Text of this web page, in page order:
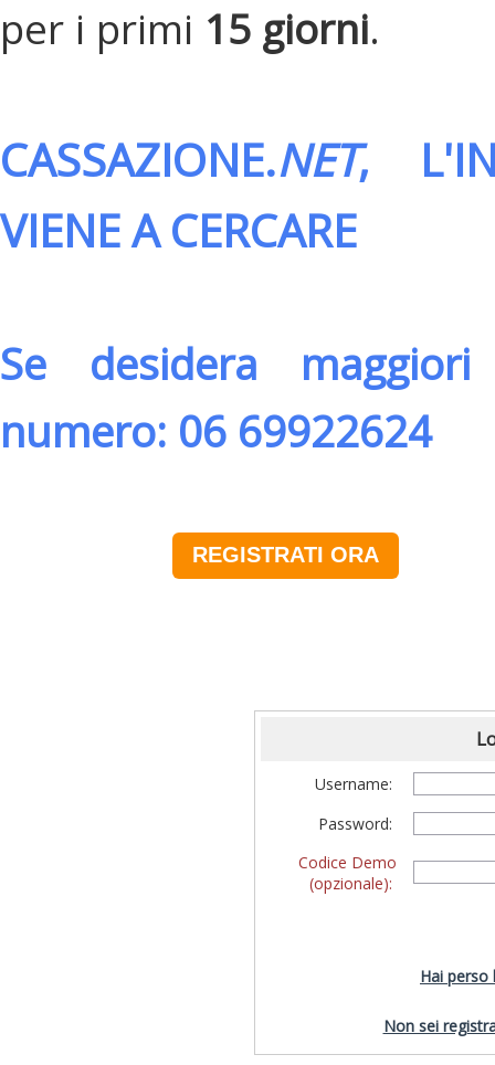
per i primi 15 giorni.
CASSAZIONE.NET,
VIENE A CERCARE
Se desidera
numero: 06 69922624
REGISTRATI ORA
Username:
Password:
Codice Demo
(opzionale):
Hai perso
Non sei